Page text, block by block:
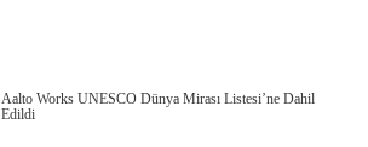
Aalto Works UNESCO Dünya Mirası Listesi’ne Dahil
Edildi